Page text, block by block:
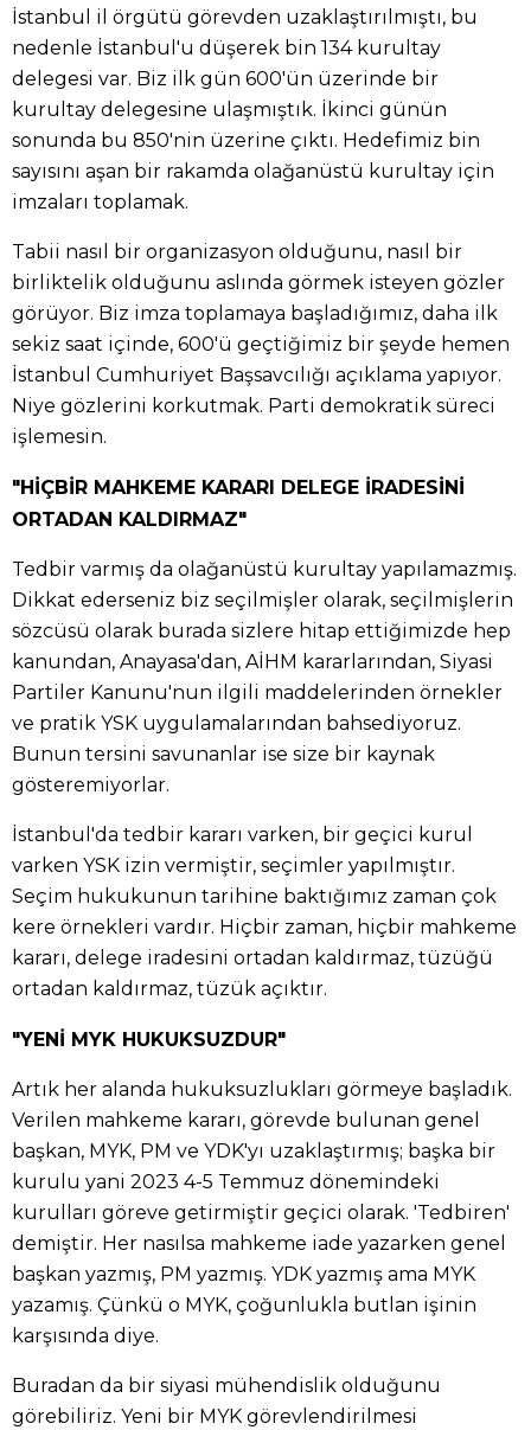
İstanbul il örgütü görevden uzaklaştırılmıştı, bu
nedenle İstanbul'u düşerek bin 134 kurultay
delegesi var. Biz ilk gün 600'ün üzerinde bir
kurultay delegesine ulaşmıştık. İkinci günün
sonunda bu 850'nin üzerine çıktı. Hedefimiz bin
sayısını aşan bir rakamda olağanüstü kurultay için
imzaları toplamak.
Tabii nasıl bir organizasyon olduğunu, nasıl bir
birliktelik olduğunu aslında görmek isteyen gözler
görüyor. Biz imza toplamaya başladığımız, daha ilk
sekiz saat içinde, 600'ü geçtiğimiz bir şeyde hemen
İstanbul Cumhuriyet Başsavcılığı açıklama yapıyor.
Niye gözlerini korkutmak. Parti demokratik süreci
işlemesin.
"HİÇBİR MAHKEME KARARI DELEGE İRADESİNİ
ORTADAN KALDIRMAZ"
Tedbir varmış da olağanüstü kurultay yapılamazmış.
Dikkat ederseniz biz seçilmişler olarak, seçilmişlerin
sözcüsü olarak burada sizlere hitap ettiğimizde hep
kanundan, Anayasa'dan, AİHM kararlarından, Siyasi
Partiler Kanunu'nun ilgili maddelerinden örnekler
ve pratik YSK uygulamalarından bahsediyoruz.
Bunun tersini savunanlar ise size bir kaynak
gösteremiyorlar.
İstanbul'da tedbir kararı varken, bir geçici kurul
varken YSK izin vermiştir, seçimler yapılmıştır.
Seçim hukukunun tarihine baktığımız zaman çok
kere örnekleri vardır. Hiçbir zaman, hiçbir mahkeme
kararı, delege iradesini ortadan kaldırmaz, tüzüğü
ortadan kaldırmaz, tüzük açıktır.
"YENİ MYK HUKUKSUZDUR"
Artık her alanda hukuksuzlukları görmeye başladık.
Verilen mahkeme kararı, görevde bulunan genel
başkan, MYK, PM ve YDK'yı uzaklaştırmış; başka bir
kurulu yani 2023 4-5 Temmuz dönemindeki
kurulları göreve getirmiştir geçici olarak. 'Tedbiren'
demiştir. Her nasılsa mahkeme iade yazarken genel
başkan yazmış, PM yazmış. YDK yazmış ama MYK
yazamış. Çünkü o MYK, çoğunlukla butlan işinin
karşısında diye.
Buradan da bir siyasi mühendislik olduğunu
görebiliriz. Yeni bir MYK görevlendirilmesi